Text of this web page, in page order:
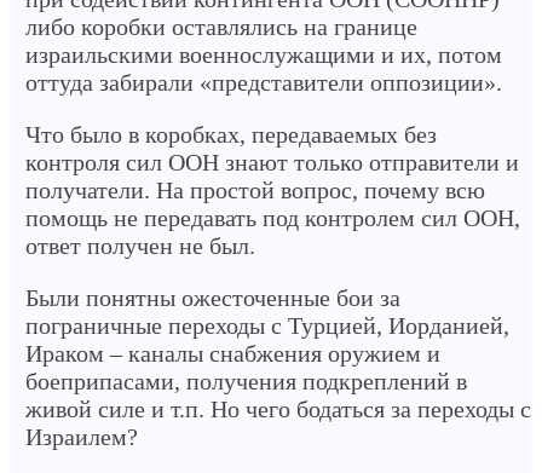
либо коробки оставлялись на границе
израильскими военнослужащими и их, потом
оттуда забирали «представители оппозиции».
Что было в коробках, передаваемых без
контроля сил ООН знают только отправители и
получатели. На простой вопрос, почему всю
помощь не передавать под контролем сил ООН,
ответ получен не был.
Были понятны ожесточенные бои за
пограничные переходы с Турцией, Иорданией,
Ираком – каналы снабжения оружием и
боеприпасами, получения подкреплений в
живой силе и т.п. Но чего бодаться за переходы с
Израилем?